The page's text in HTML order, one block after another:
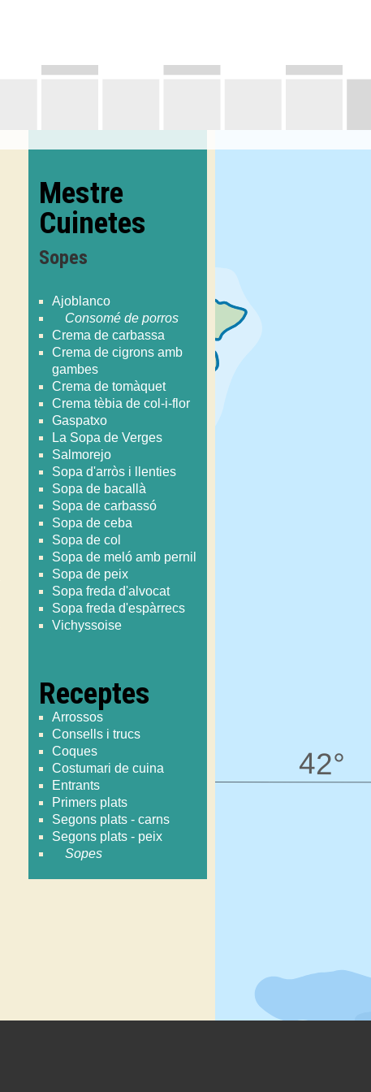
Mestre
Cuinetes
Sopes
Ajoblanco
Consomé de porros
Crema de carbassa
Crema de cigrons amb
gambes
Crema de tomàquet
Crema tèbia de col-i-flor
Gaspatxo
La Sopa de Verges
Salmorejo
Sopa d'arròs i llenties
Sopa de bacallà
Sopa de carbassó
Sopa de ceba
Sopa de col
Sopa de meló amb pernil
Sopa de peix
Sopa freda d'alvocat
Sopa freda d'espàrrecs
Vichyssoise
Receptes
Arrossos
Consells i trucs
Coques
Costumari de cuina
Entrants
Primers plats
Segons plats - carns
Segons plats - peix
Sopes